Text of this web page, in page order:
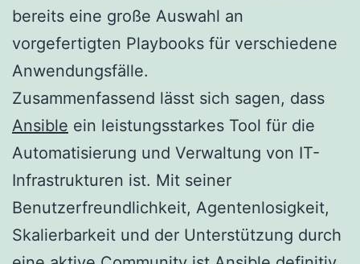
bereits eine große Auswahl an
vorgefertigten Playbooks für verschiedene
Anwendungsfälle.
Zusammenfassend lässt sich sagen, dass
Ansible ein leistungsstarkes Tool für die
Automatisierung und Verwaltung von IT-
Infrastrukturen ist. Mit seiner
Benutzerfreundlichkeit, Agentenlosigkeit,
Skalierbarkeit und der Unterstützung durch